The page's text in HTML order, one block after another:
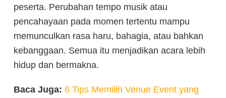
peserta. Perubahan tempo musik atau
pencahayaan pada momen tertentu mampu
memunculkan rasa haru, bahagia, atau bahkan
kebanggaan. Semua itu menjadikan acara lebih
hidup dan bermakna.
Baca Juga: 6 Tips Memilih Venue Event yang